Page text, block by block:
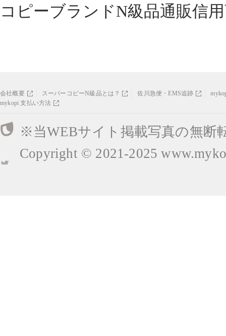
コピーブランドN級品通販信
会社概要 スーパーコピーN級品とは？ 佐川急便・EMS追跡
mykopi 支払い方法
※当WEBサイト掲載写真の無断
Copyright © 2021-2025